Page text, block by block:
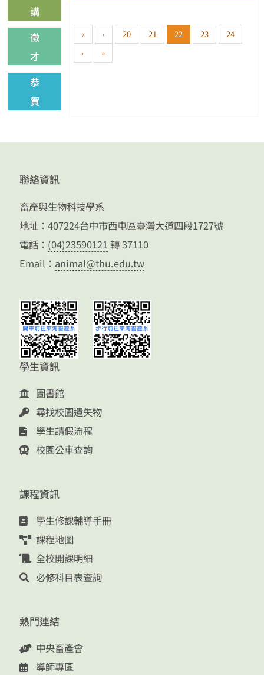
講
徵
才
恭
賀
« ‹ 20 21 22 23
24
›
»
聯絡資訊
畜產與生物科技學系
地址：407224台中市西屯區臺灣大道四段1727號
電話： (04)23590121 轉 37110
Email： animal@thu.edu.tw
學生資訊
圖書館
尋找校園遺失物
學生請假流程
校園公車查詢
課程資訊
學生修課輔導手冊
課程地圖
全校開課明細
必修科目表查詢
熱門連結
中央畜產會
導師專區